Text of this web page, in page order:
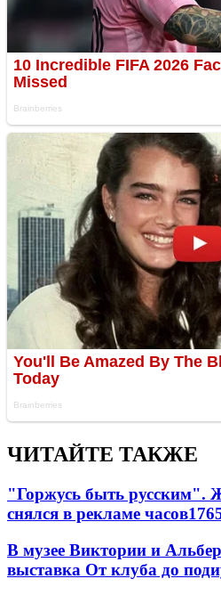
ЧИТАЙТЕ ТАКЖЕ
"Горжусь быть русским".
снялся в рекламе часов176
В музее Виктории и
выставка От клуба до